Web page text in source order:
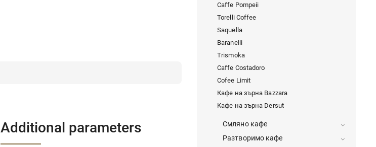
Caffe Pompeii
Torelli Coffee
Saquella
Baranelli
Trismoka
Caffe Costadoro
Cofee Limit
Кафе на зърна Bazzara
Кафе на зърна Dersut
Смляно кафе
Разтворимо кафе
Additional parameters